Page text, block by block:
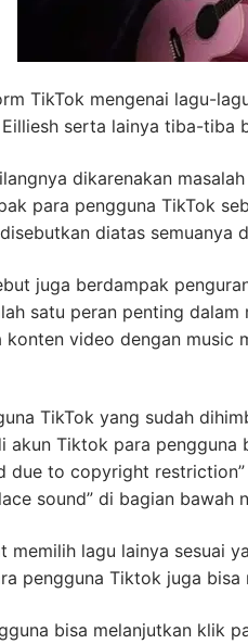
TikTok mengenai lagu-
serta lainya tiba-tiba
dikarenakan
para pengguna TikTok
diatas semuanya
juga berdampak
satu peran penting
video dengan music
TikTok yang sudah
akun Tiktok para
due to copyright
sound” di bagian bawah
memilih lagu lainya sesuai
pengguna Tiktok juga
bisa melanjutkan klik